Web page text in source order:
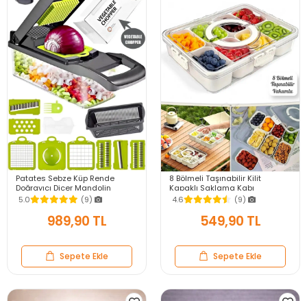
Patates Sebze Küp Rende
Doğrayıcı Dicer Mandolin
Dilimleyici Jülyen Kesici
Vegetable Chopper Seti
5.0 (9)
989,90 TL
Sepete Ekle
8 Bölmeli Taşınabilir Kilit
Kapaklı Saklama Kabı
Kahvaltılık Organizer Piknik Seti
Gıda Kutusu
4.6 (9)
549,90 TL
Sepete Ekle